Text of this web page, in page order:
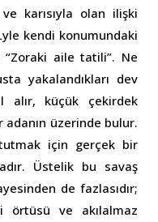
karısıyla olan ilişki
kendi konumundaki
“Zoraki aile tatili”. Ne
yakalandıkları dev
alır, küçük çekirdek
adanın üzerinde bulur.
için gerçek bir
Üstelik bu savaş
de fazlasıdır;
örtüsü ve akılalmaz